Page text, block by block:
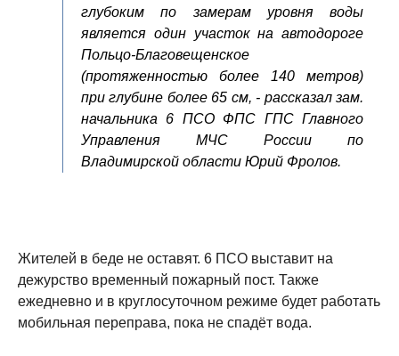
глубоким по замерам уровня воды
является один участок на автодороге
Польцо-Благовещенское
(протяженностью более 140 метров)
при глубине более 65 см, - рассказал зам.
начальника 6 ПСО ФПС ГПС Главного
Управления МЧС России по
Владимирской области Юрий Фролов.
Жителей в беде не оставят. 6 ПСО выставит на
дежурство временный пожарный пост. Также
ежедневно и в круглосуточном режиме будет работать
мобильная переправа, пока не спадёт вода.